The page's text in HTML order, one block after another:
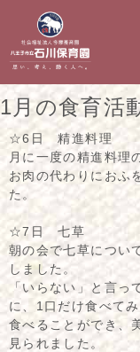
1月の食育活
☆6日 精進料理
月に一度の精進料理
お肉の代わりにおふ
た。
☆7日 七草
朝の会で七草につい
しました。
「いらない」と言っ
に、1口だけ食べて
食べることができ、
見られました。